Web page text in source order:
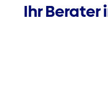
Ihr Berater